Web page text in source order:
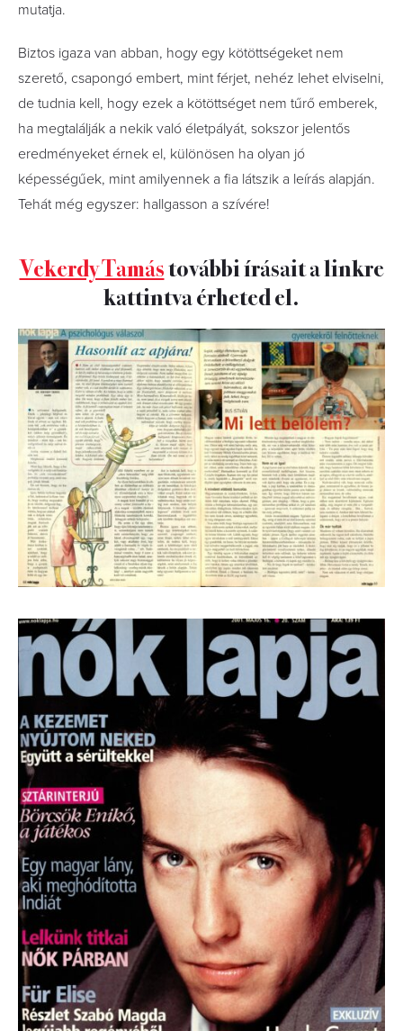
mutatja.
Biztos igaza van abban, hogy egy kötöttségeket nem
szerető, csapongó embert, mint férjet, nehéz lehet elviselni,
de tudnia kell, hogy ezek a kötöttséget nem tűrő emberek,
ha megtalálják a nekik való életpályát, sokszor jelentős
eredményeket érnek el, különösen ha olyan jó
képességűek, mint amilyennek a fia látszik a leírás alapján.
Tehát még egyszer: hallgasson a szívére!
Vekerdy Tamástovábbi írásait a linkre
kattintva érheted el.